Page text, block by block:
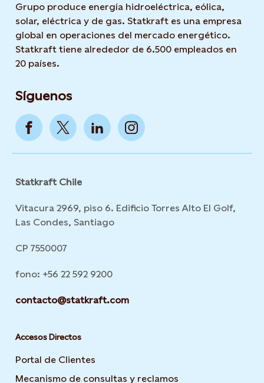
Grupo produce energía hidroeléctrica, eólica,
solar, eléctrica y de gas. Statkraft es una empresa
global en operaciones del mercado energético.
Statkraft tiene alrededor de 6.500 empleados en
20 países.
Síguenos
Statkraft Chile
Vitacura 2969, piso 6. Edificio Torres Alto El Golf,
Las Condes, Santiago
CP 7550007
fono: +56 22 592 9200
contacto@statkraft.com
Accesos Directos
Portal de Clientes
Mecanismo de consultas y reclamos